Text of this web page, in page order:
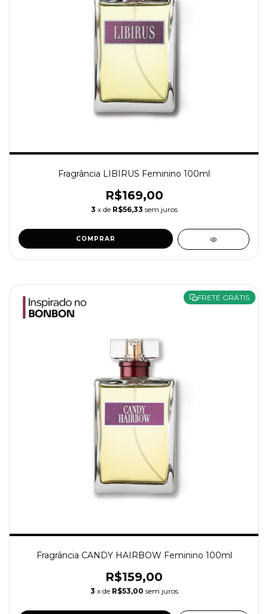
Fragrância LIBIRUS Feminino 100ml
R$169,00
3 x de R$56,33 sem juros
COMPRAR
FRETE GRÁTIS
Fragrância CANDY HAIRBOW Feminino 100ml
R$159,00
3 x de R$53,00 sem juros